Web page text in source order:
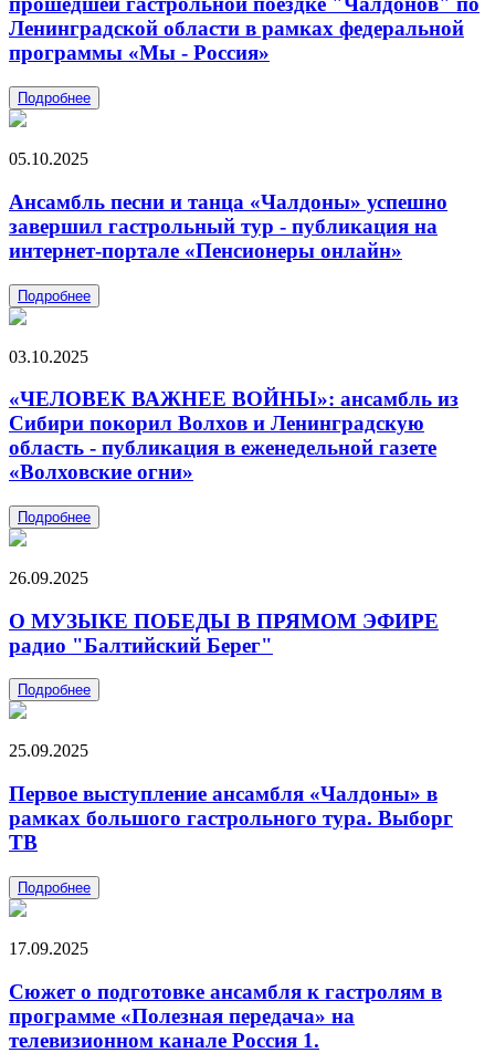
Ленинградской области в рамках федеральной
программы «Мы - Россия»
Подробнее
05.10.2025
Ансамбль песни и танца «Чалдоны» успешно
завершил гастрольный тур - публикация на
интернет-портале «Пенсионеры онлайн»
Подробнее
03.10.2025
«ЧЕЛОВЕК ВАЖНЕЕ ВОЙНЫ»: ансамбль из
Сибири покорил Волхов и Ленинградскую
область - публикация в еженедельной газете
«Волховские огни»
Подробнее
26.09.2025
О МУЗЫКЕ ПОБЕДЫ В ПРЯМОМ ЭФИРЕ
радио "Балтийский Берег"
Подробнее
25.09.2025
Первое выступление ансамбля «Чалдоны» в
рамках большого гастрольного тура. Выборг
ТВ
Подробнее
17.09.2025
Сюжет о подготовке ансамбля к гастролям в
программе «Полезная передача» на
телевизионном канале Россия 1.